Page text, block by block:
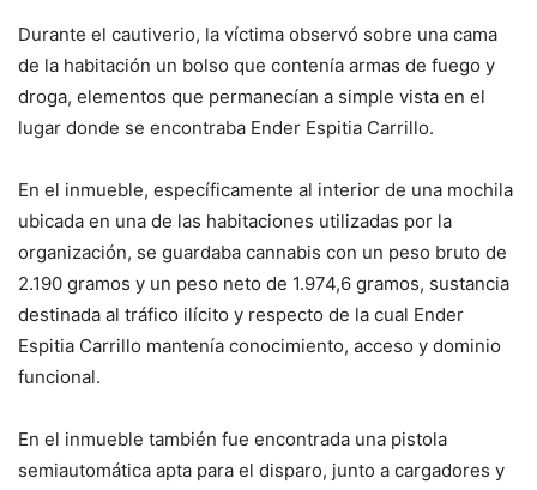
Durante el cautiverio, la víctima observó sobre una cama
de la habitación un bolso que contenía armas de fuego y
droga, elementos que permanecían a simple vista en el
lugar donde se encontraba Ender Espitia Carrillo.
En el inmueble, específicamente al interior de una mochila
ubicada en una de las habitaciones utilizadas por la
organización, se guardaba cannabis con un peso bruto de
2.190 gramos y un peso neto de 1.974,6 gramos, sustancia
destinada al tráfico ilícito y respecto de la cual Ender
Espitia Carrillo mantenía conocimiento, acceso y dominio
funcional.
En el inmueble también fue encontrada una pistola
semiautomática apta para el disparo, junto a cargadores y